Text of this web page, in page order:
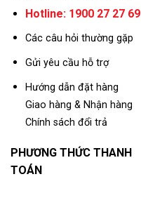
Hotline: 1900 27 27 69
Các câu hỏi thường gặp
Gửi yêu cầu hỗ trợ
Hướng dẫn đặt hàng
Giao hàng & Nhận hàng
Chính sách đổi trả
PHƯƠNG THỨC THANH
TOÁN